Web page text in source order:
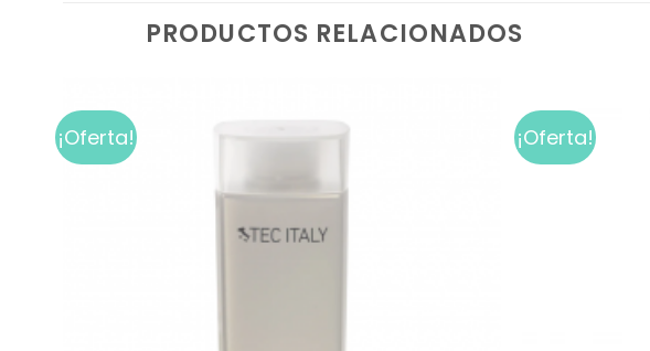
PRODUCTOS RELACIONADOS
¡Oferta! ¡Oferta!